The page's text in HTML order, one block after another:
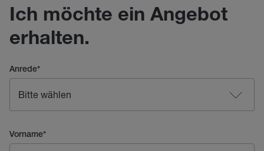
Ich möchte ein Angebot
erhalten.
Anrede*
Vorname*